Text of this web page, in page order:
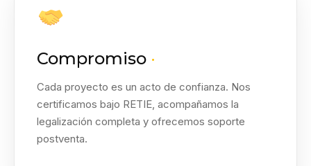
Compromiso ·
Cada proyecto es un acto de confianza. Nos
certificamos bajo RETIE, acompañamos la
legalización completa y ofrecemos soporte
postventa.